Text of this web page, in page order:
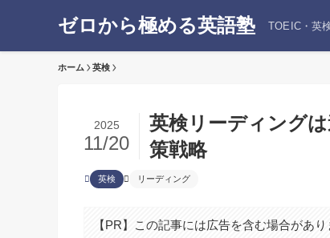
ゼロから極める英語塾 TOEIC・英
ホーム 英検
英検リーディング
策戦略
2025
11/20
英検 リーディング
【PR】この記事には広告を含む場合があり